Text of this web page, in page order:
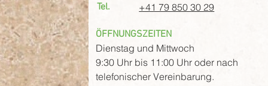
Tel. +41 79 850 30 29
ÖFFNUNGSZEITEN
Dienstag und Mittwoch
9:30 Uhr bis 11:00 Uhr oder nach
telefonischer Vereinbarung.